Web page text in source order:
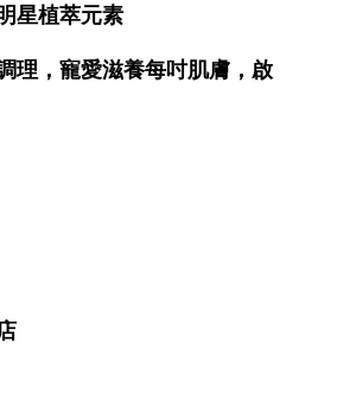
星植萃元素
理，寵愛滋養每吋肌膚，啟